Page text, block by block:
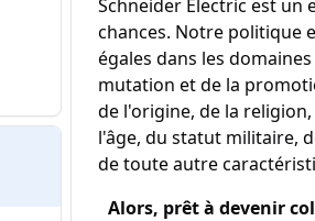
Schneider Electric est un
chances. Notre politique
égales dans les
mutation et de la
de l'origine, de la
l'âge, du statut militaire,
de toute autre
Alors, prêt à devenir